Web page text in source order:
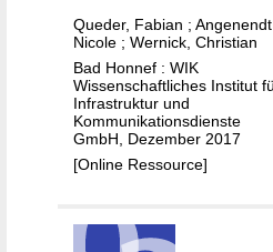
g
t
e
r
G
e
b
e
u
k
t
u
r
w
e
t
t
u
n
g
u
n
Queder, Fabian ;
Nicole ; Wernick, Christian
Bad Honnef : WIK
Wissenschaftliches Institut
Infrastruktur und
Kommunikationsdienste
GmbH, Dezember 2017
[Online Ressource]